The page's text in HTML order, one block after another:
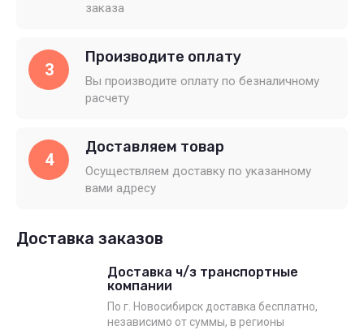
заказа
3
Производите оплату
Вы производите оплату по безналичному
расчету
4
Доставляем товар
Осуществляем доставку по указанному
вами адресу
Доставка заказов
Доставка ч/з транспортные
компании
По г. Новосибирск доставка бесплатно,
независимо от суммы, в регионы